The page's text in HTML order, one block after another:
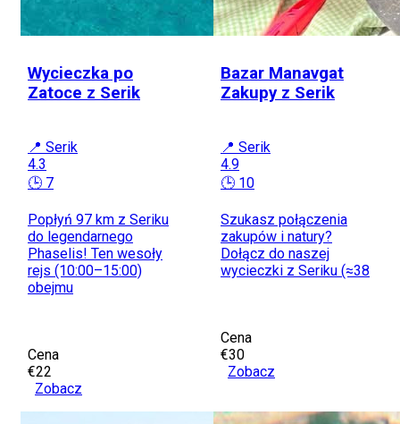
Wycieczka po
Zatoce z Serik
📍 Serik
4.3
🕒 7
Popłyń 97 km z Seriku
do legendarnego
Phaselis! Ten wesoły
rejs (10:00–15:00)
obejmu
Cena
€22
Zobacz
Bazar Manavgat
Zakupy z Serik
📍 Serik
4.9
🕒 10
Szukasz połączenia
zakupów i natury?
Dołącz do naszej
wycieczki z Seriku (≈38
Cena
€30
Zobacz